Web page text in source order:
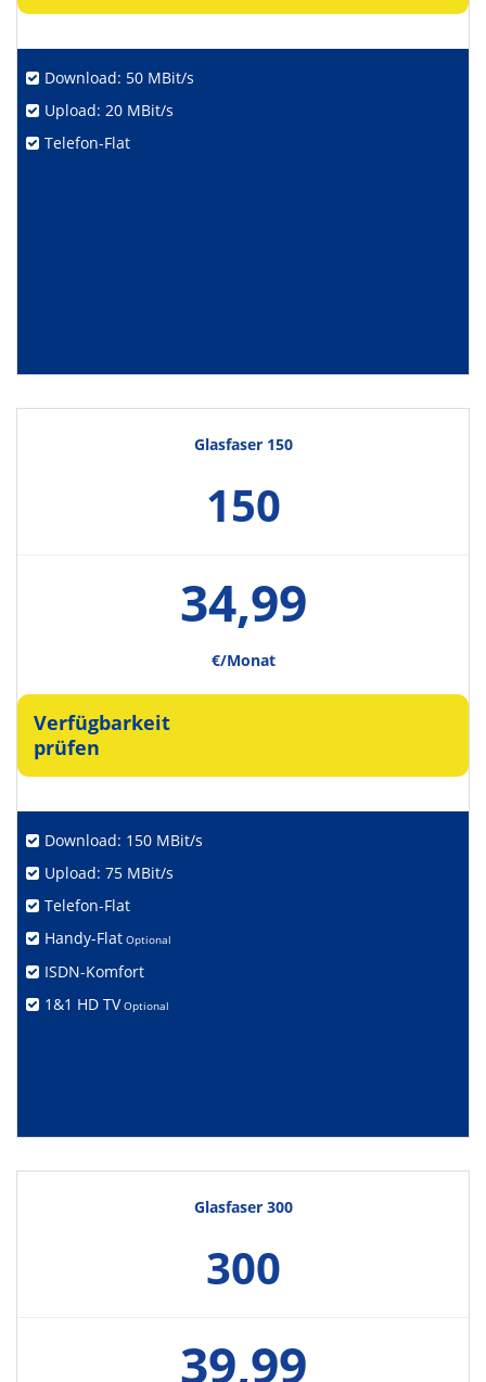
Download: 50 MBit/s
Upload: 20 MBit/s
Telefon-Flat
Glasfaser 150
150
34,99
€/Monat
Verfügbarkeit
prüfen
Download: 150 MBit/s
Upload: 75 MBit/s
Telefon-Flat
Handy-Flat Optional
ISDN-Komfort
1&1 HD TV Optional
Glasfaser 300
300
39,99